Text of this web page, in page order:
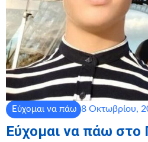
Εύχομαι να πάω 8 Οκτωβρίου,
Εύχομαι να πάω στο